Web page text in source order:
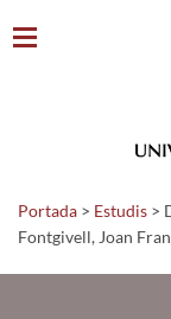
Portada > Estudis >
Fontgivell, Joan